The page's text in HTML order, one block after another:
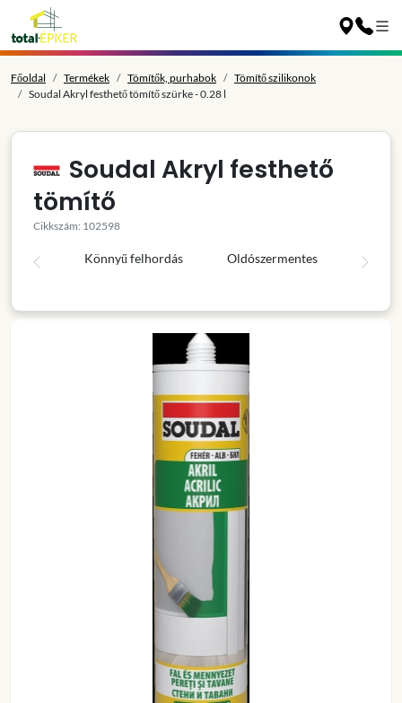
Főoldal Termékek Tömítők, purhabok
Tömítő szilikonok
Soudal Akryl festhető tömítő szürke - 0.28 l
Soudal Akryl festhető
tömítő
Cikkszám: 102598
Könnyű felhordás Oldószermentes